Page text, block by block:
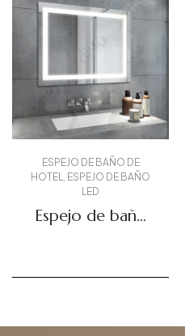
ESPEJO DE BAÑO DE
HOTEL, ESPEJO DE BAÑO
LED
Espejo de baño